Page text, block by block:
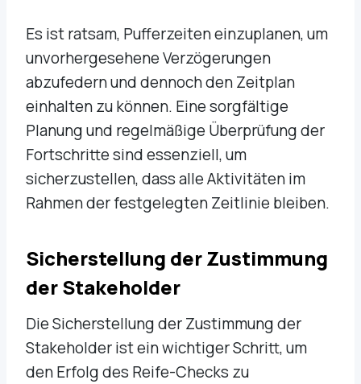
Es ist ratsam, Pufferzeiten einzuplanen, um
unvorhergesehene Verzögerungen
abzufedern und dennoch den Zeitplan
einhalten zu können. Eine sorgfältige
Planung und regelmäßige Überprüfung der
Fortschritte sind essenziell, um
sicherzustellen, dass alle Aktivitäten im
Rahmen der festgelegten Zeitlinie bleiben.
Sicherstellung der Zustimmung
der Stakeholder
Die Sicherstellung der Zustimmung der
Stakeholder ist ein wichtiger Schritt, um
den Erfolg des Reife-Checks zu